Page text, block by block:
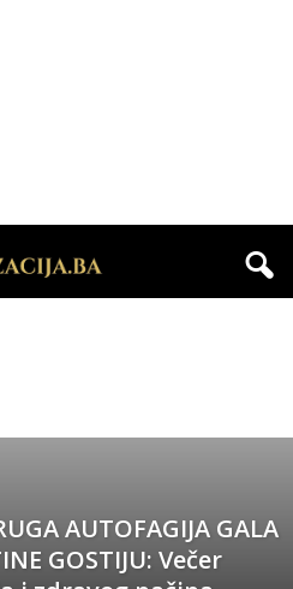
AUTOFAGIJA GALA
GOSTIJU: Večer